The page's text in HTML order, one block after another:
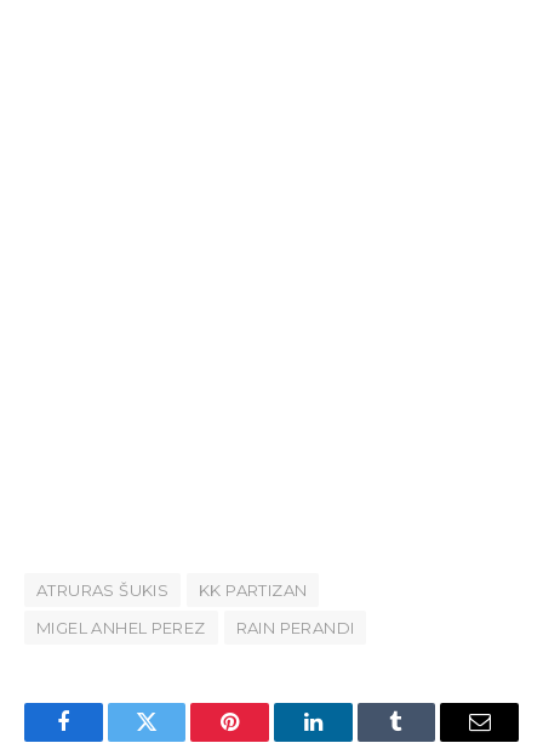
ATRURAS ŠUKIS
KK PARTIZAN
MIGEL ANHEL PEREZ
RAIN PERANDI